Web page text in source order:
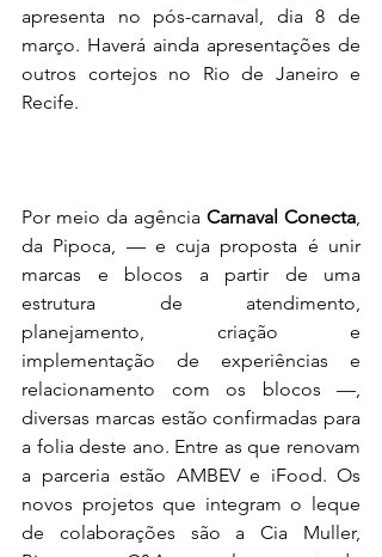
apresenta no pós-carnaval, dia 8 de
março. Haverá ainda apresentações de
outros cortejos no Rio de Janeiro e
Recife.
Por meio da agência Carnaval Conecta,
da Pipoca, — e cuja proposta é unir
marcas e blocos a partir de uma
estrutura de atendimento,
planejamento, criação e
implementação de experiências e
relacionamento com os blocos —,
diversas marcas estão confirmadas para
a folia deste ano. Entre as que renovam
a parceria estão AMBEV e iFood. Os
novos projetos que integram o leque
de colaborações são a Cia Muller,